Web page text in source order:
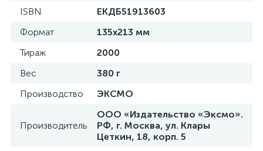
ISBN
ЕКДБ51913603
Формат
135х213 мм
Тираж
2000
Вес
380 г
Производство
ЭКСМО
Производитель
ООО «Издательство «Эксмо».
РФ, г. Москва, ул. Клары
Цеткин, 18, корп. 5